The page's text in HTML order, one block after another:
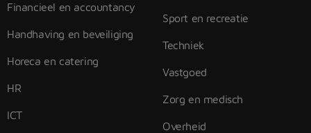
Financieel en accountancy
Handhaving en beveiliging
Horeca en catering
HR
ICT
Sport en recreatie
Techniek
Vastgoed
Zorg en medisch
Overheid